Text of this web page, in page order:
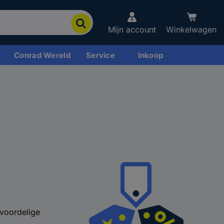
Mijn account Winkelwagen
Conrad Wereld Service Inkoop